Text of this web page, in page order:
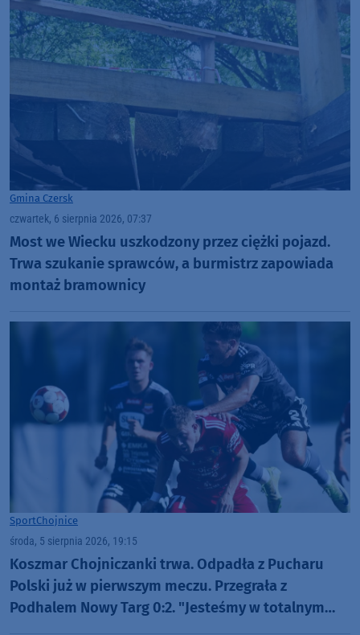
Gmina Czersk
czwartek, 6 sierpnia 2026, 07:37
Most we Wiecku uszkodzony przez ciężki pojazd.
Trwa szukanie sprawców, a burmistrz zapowiada
montaż bramownicy
SportChojnice
środa, 5 sierpnia 2026, 19:15
Koszmar Chojniczanki trwa. Odpadła z Pucharu
Polski już w pierwszym meczu. Przegrała z
Podhalem Nowy Targ 0:2. "Jesteśmy w totalnym